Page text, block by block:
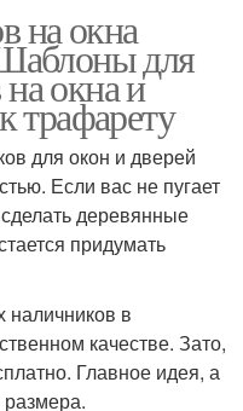
на окна
для
окна и
трафарету
для окон и дверей
Если вас не пугает
деревянные
придумать
в
качестве. Зато,
Главное идея, а